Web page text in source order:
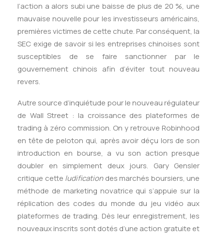
l’action a alors subi une baisse de plus de 20 %, une
mauvaise nouvelle pour les investisseurs américains,
premières victimes de cette chute. Par conséquent, la
SEC exige de savoir si les entreprises chinoises sont
susceptibles de se faire sanctionner par le
gouvernement chinois afin d’éviter tout nouveau
revers.
Autre source d’inquiétude pour le nouveau régulateur
de Wall Street : la croissance des plateformes de
trading à zéro commission. On y retrouve Robinhood
en tête de peloton qui, après avoir déçu lors de son
introduction en bourse, a vu son action presque
doubler en simplement deux jours. Gary Gensler
critique cette ludificationdes marchés boursiers, une
méthode de marketing novatrice qui s’appuie sur la
réplication des codes du monde du jeu vidéo aux
plateformes de trading. Dès leur enregistrement, les
nouveaux inscrits sont dotés d’une action gratuite et